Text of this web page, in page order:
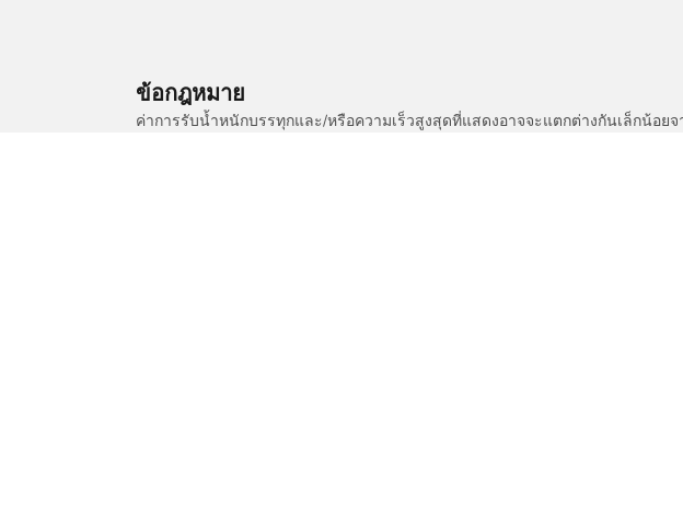
ข้อกฎหมาย
ค่าการรับน้ำหนักบรรทุกและ/หรือความเร็วสูงสุดที่แสดงอาจจะแตกต่างกันเล็กน้